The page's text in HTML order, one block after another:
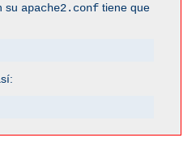
su apache2.conf tiene que